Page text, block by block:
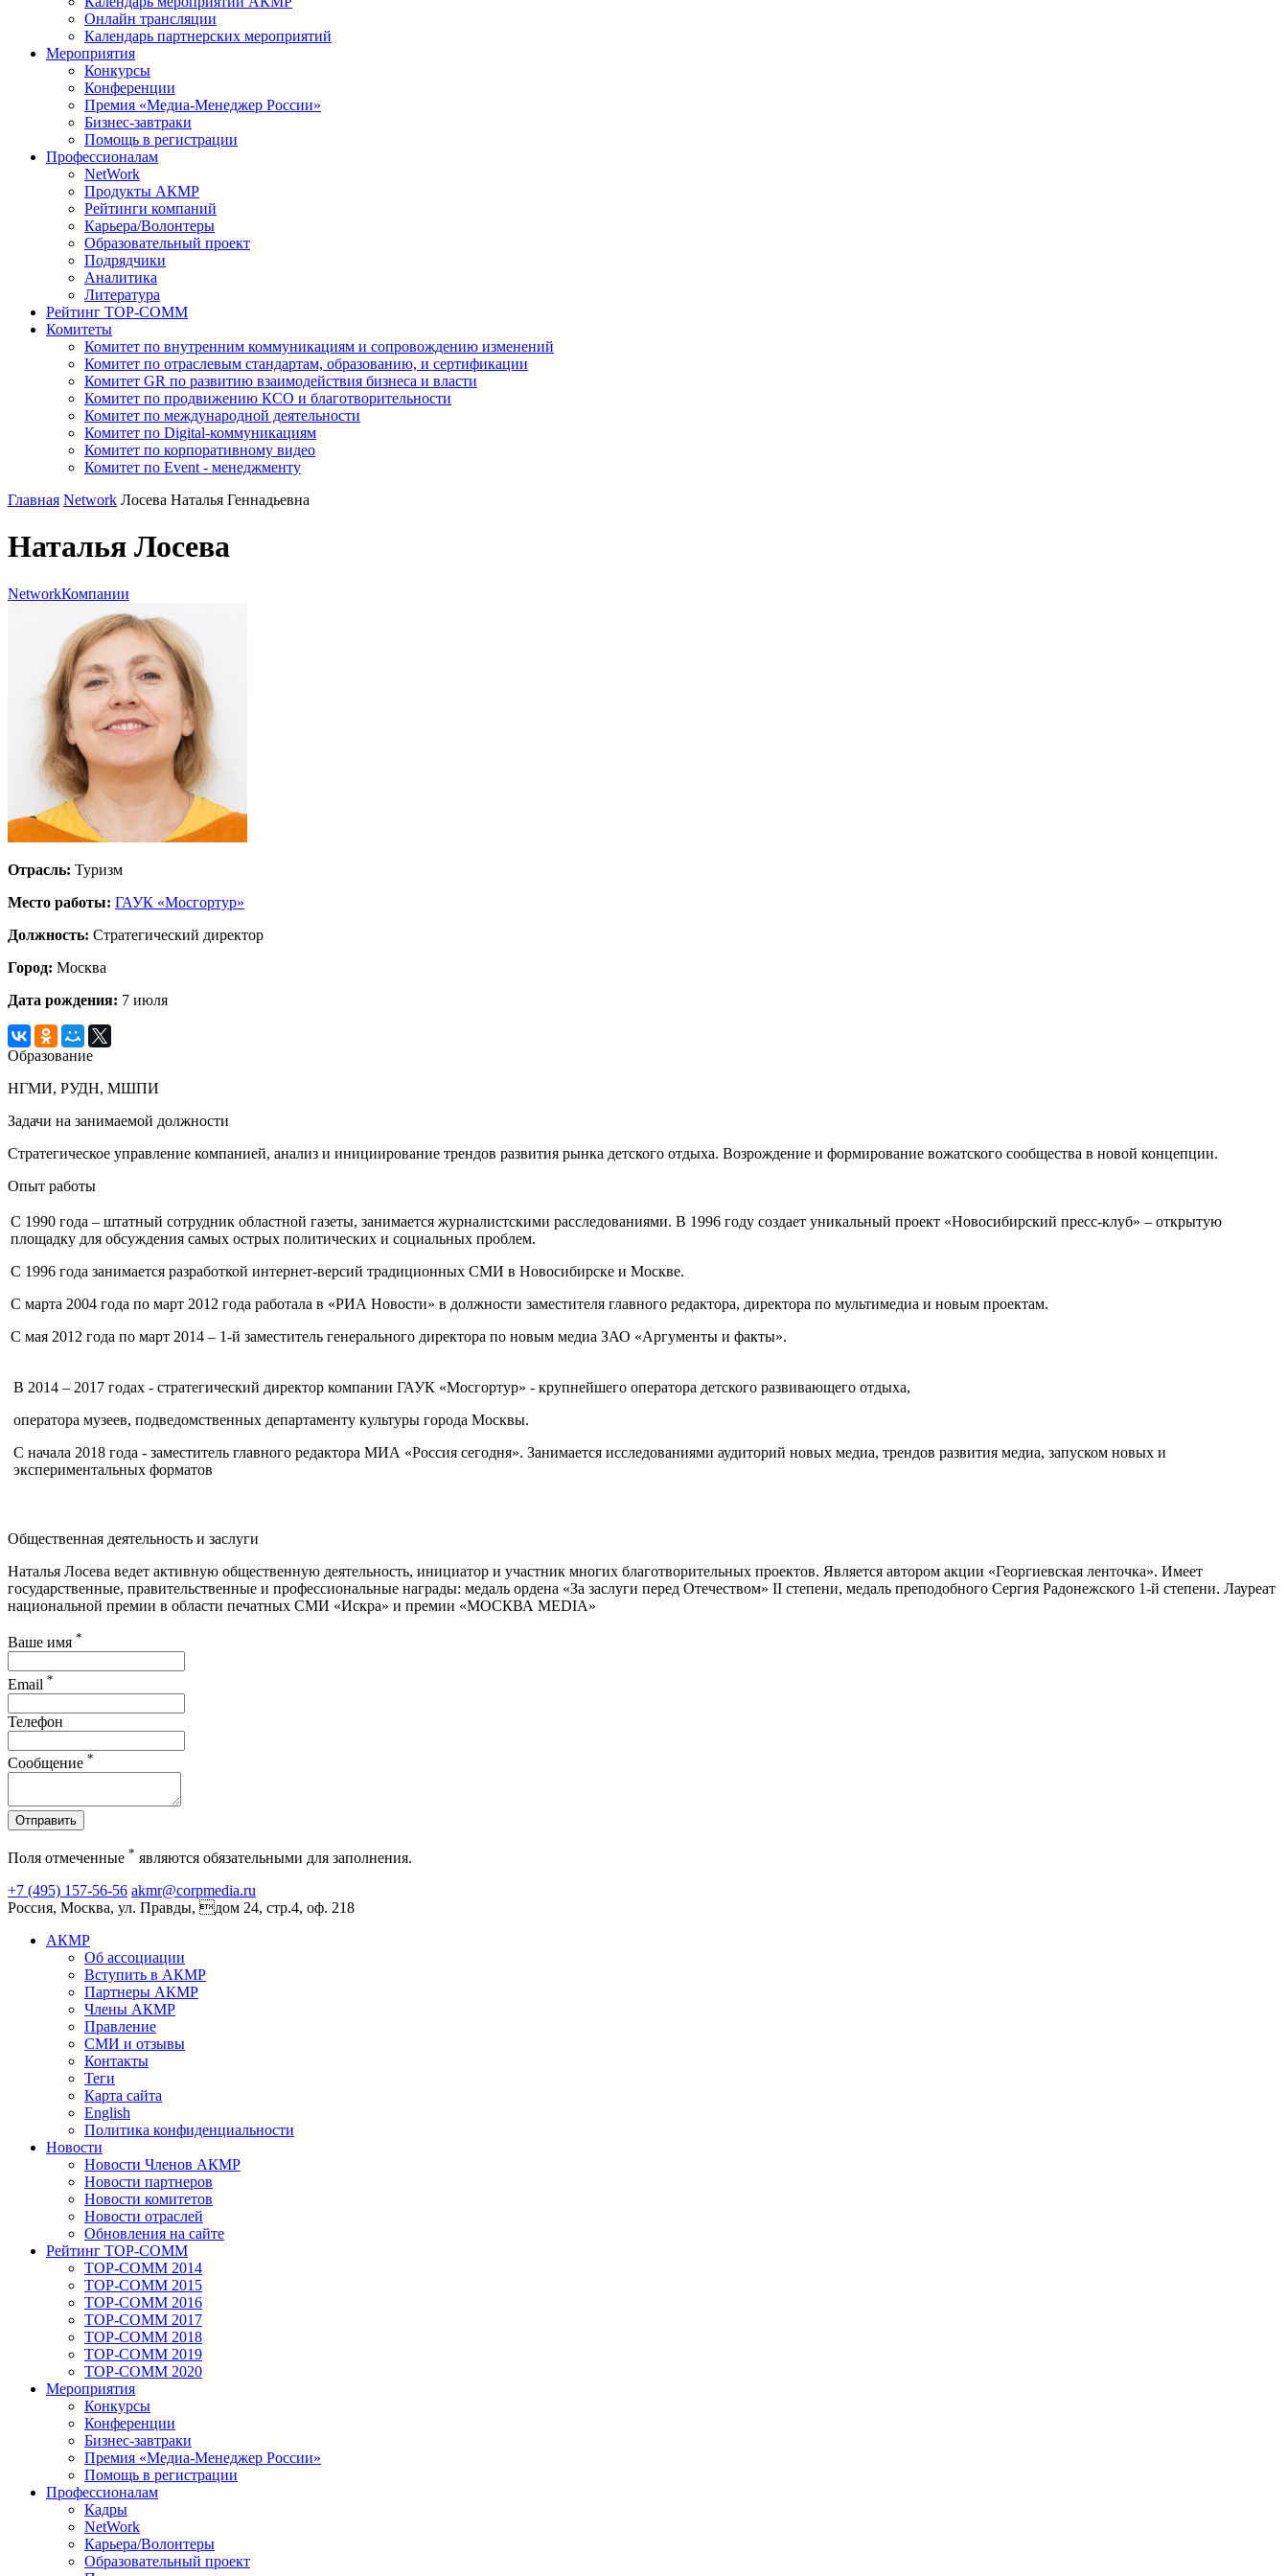
Онлайн трансляции
Календарь партнерских мероприятий
Мероприятия
Конкурсы
Конференции
Премия «Медиа-Менеджер России»
Бизнес-завтраки
Помощь в регистрации
Профессионалам
NetWork
Продукты АКМР
Рейтинги компаний
Карьера/Волонтеры
Образовательный проект
Подрядчики
Аналитика
Литература
Рейтинг TOP-COMM
Комитеты
Комитет по внутренним коммуникациям и сопровождению изменений
Комитет по отраслевым стандартам, образованию, и сертификации
Комитет GR по развитию взаимодействия бизнеса и власти
Комитет по продвижению КСО и благотворительности
Комитет по международной деятельности
Комитет по Digital-коммуникациям
Комитет по корпоративному видео
Комитет по Event - менеджменту
Главная Network Лосева Наталья Геннадьевна
Наталья Лосева
NetworkКомпании
Отрасль: Туризм
Место работы: ГАУК «Мосгортур»
Должность: Стратегический директор
Город: Москва
Дата рождения: 7 июля
Образование
НГМИ, РУДН, МШПИ
Задачи на занимаемой должности
Стратегическое управление компанией, анализ и инициирование трендов развития рынка детского отдыха. Возрождение и формирование вожатского сообщества в новой концепции.
Опыт работы
С 1990 года – штатный сотрудник областной газеты, занимается журналистскими расследованиями. В 1996 году создает уникальный проект «Новосибирский пресс-клуб» – открытую
площадку для обсуждения самых острых политических и социальных проблем.
С 1996 года занимается разработкой интернет-версий традиционных СМИ в Новосибирске и Москве.
С марта 2004 года по март 2012 года работала в «РИА Новости» в должности заместителя главного редактора, директора по мультимедиа и новым проектам.
С мая 2012 года по март 2014 – 1-й заместитель генерального директора по новым медиа ЗАО «Аргументы и факты».
В 2014 – 2017 годах - стратегический директор компании ГАУК «Мосгортур» - крупнейшего оператора детского развивающего отдыха,
оператора музеев, подведомственных департаменту культуры города Москвы.
С начала 2018 года - заместитель главного редактора МИА «Россия сегодня». Занимается исследованиями аудиторий новых медиа, трендов развития медиа, запуском новых и
экспериментальных форматов
Общественная деятельность и заслуги
Наталья Лосева ведет активную общественную деятельность, инициатор и участник многих благотворительных проектов. Является автором акции «Георгиевская ленточка». Имеет
государственные, правительственные и профессиональные награды: медаль ордена «За заслуги перед Отечеством» II степени, медаль преподобного Сергия Радонежского 1-й степени. Лауреат
национальной премии в области печатных СМИ «Искра» и премии «МОСКВА MEDIA»
Ваше имя *
Email *
Телефон
Сообщение *
Отправить
Поля отмеченные * являются обязательными для заполнения.
+7 (495) 157-56-56 akmr@corpmedia.ru
Россия, Москва, ул. Правды, дом 24, стр.4, оф. 218
АКМР
Об ассоциации
Вступить в АКМР
Партнеры АКМР
Члены АКМР
Правление
СМИ и отзывы
Контакты
Теги
Карта сайта
English
Политика конфиденциальности
Новости
Новости Членов АКМР
Новости партнеров
Новости комитетов
Новости отраслей
Обновления на сайте
Рейтинг TOP-COMM
TOP-COMM 2014
TOP-COMM 2015
TOP-COMM 2016
TOP-COMM 2017
TOP-COMM 2018
TOP-COMM 2019
TOP-COMM 2020
Мероприятия
Конкурсы
Конференции
Бизнес-завтраки
Премия «Медиа-Менеджер России»
Помощь в регистрации
Профессионалам
Кадры
NetWork
Карьера/Волонтеры
Образовательный проект